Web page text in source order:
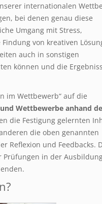
internationalen
bei denen genau diese
Umgang mit Stress,
von kreativen
auch in sonstigen
können und die
im Wettbewerb“ auf die
Wettbewerbe anhand
die Festigung gelernten
die oben genannten
Reflexion und Feedbacks.
Prüfungen in der